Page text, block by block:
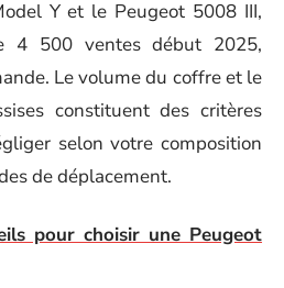
Y et le Peugeot 5008 III,
4 500 ventes début 2025,
Le volume du coffre et le
constituent des critères
selon votre composition
de déplacement.
pour choisir une Peugeot